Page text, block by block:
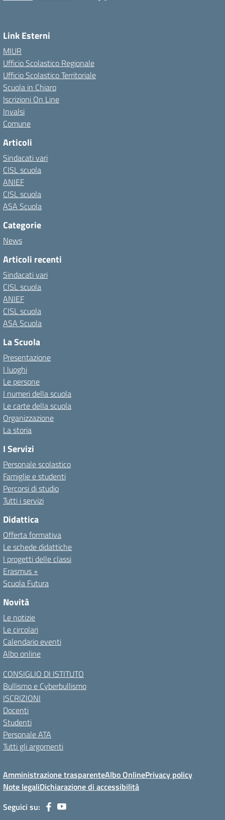
Link Esterni
MIUR
Ufficio Scolastico Regionale
Ufficio Scolastico Territoriale
Scuola in Chiaro
Iscrizioni On Line
Invalsi
Comune
Articoli
Sindacati vari
CISL scuola
ANIEF
CISL scuola
ASA Scuola
Categorie
News
Articoli recenti
Sindacati vari
CISL scuola
ANIEF
CISL scuola
ASA Scuola
La Scuola
Presentazione
I luoghi
Le persone
I numeri della scuola
Le carte della scuola
Organizzazione
La storia
I Servizi
Personale scolastico
Famiglie e studenti
Percorsi di studio
Tutti i servizi
Didattica
Offerta formativa
Le schede didattiche
I progetti delle classi
Erasmus +
Scuola Futura
Novità
Le notizie
Le circolari
Calendario eventi
Albo online
CONSIGLIO DI ISTITUTO
Bullismo e Cyberbullismo
ISCRIZIONI
Docenti
Studenti
Personale ATA
Tutti gli argomenti
Amministrazione trasparenteAlbo OnlinePrivacy policy
Note legaliDichiarazione di accessibilità
Seguici su: